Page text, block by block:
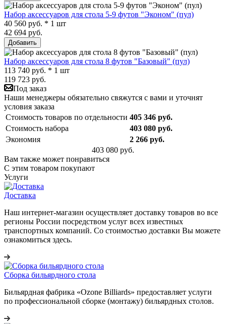
Набор аксессуаров для стола 5-9 футов "Эконом" (пул)
40 560 руб. * 1 шт
42 694 руб.
Добавить
Набор аксессуаров для стола 8 футов "Базовый" (пул)
113 740 руб. * 1 шт
119 723 руб.
Под заказ
Наши менеджеры обязательно свяжутся с вами и уточнят
условия заказа
Стоимость товаров по отдельности 405 346 руб.
Стоимость набора
403 080 руб.
Экономия
2 266 руб.
403 080 руб.
Вам также может понравиться
С этим товаром покупают
Услуги
Доставка
Наш интернет-магазин осуществляет доставку товаров во все
регионы России посредством услуг всех известных
транспортных компаний. Со стоимостью доставки Вы можете
ознакомиться здесь.
Сборка бильярдного стола
Бильярдная фабрика «Ozone Billiards» предоставляет услуги
по профессиональной сборке (монтажу) бильярдных столов.